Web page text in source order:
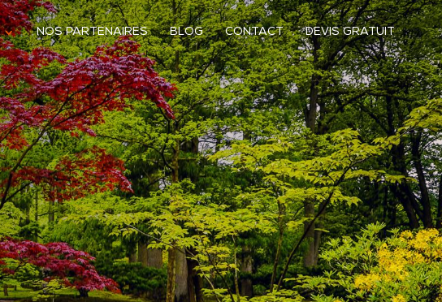
NOS PARTENAIRES BLOG CONTACT DEVIS GRATUIT